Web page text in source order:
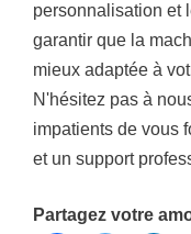
personnalisation et
garantir que la
mieux adaptée à
N'hésitez pas à
impatients de vous
et un support
Partagez votre